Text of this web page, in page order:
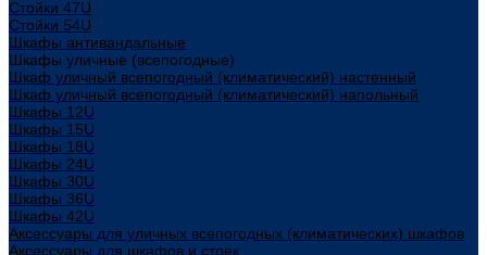
Стойки 47U
Стойки 54U
Шкафы антивандальные
Шкафы уличные (всепогодные)
Шкаф уличный всепогодный (климатический) настенный
Шкаф уличный всепогодный (климатический) напольный
Шкафы 12U
Шкафы 15U
Шкафы 18U
Шкафы 24U
Шкафы 30U
Шкафы 36U
Шкафы 42U
Аксессуары для уличных всепогодных (климатических) шкафов
Аксессуары для шкафов и стоек